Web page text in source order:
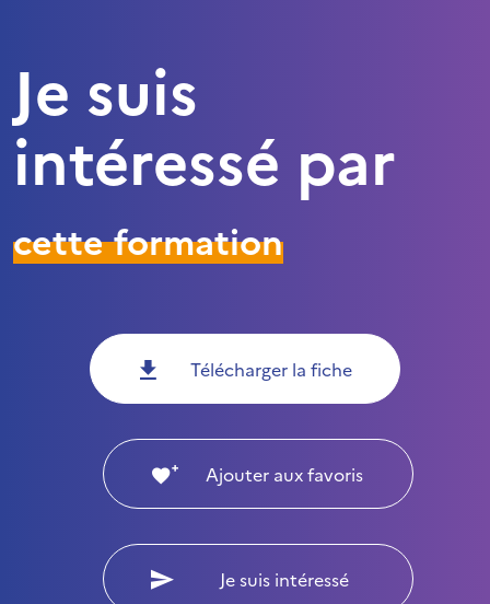
Je suis
intéressé par
cette formation
Télécharger la fiche
Ajouter aux favoris
Je suis intéressé